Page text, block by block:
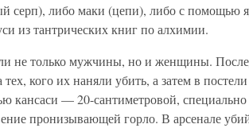
серп), либо маки (цепи), либо с помощью
из тантрических книг по алхимии.
не только мужчины, но и женщины.
кого их наняли убить, а затем в
кансаси — 20-сантиметровой, специально
пронизывающей горло. В арсенале